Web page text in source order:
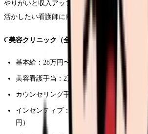
やりがいと収入アップが両立できる環境です
活かしたい看護師に向いています。
C美容クリニック（全国展開・大手）
基本給：28万円〜35万円
美容看護手当：2万円
カウンセリング手当：1万円〜3万円
インセンティブ：カウンセリング成約率に
円）